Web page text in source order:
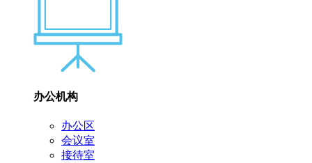
办公机构
办公区
会议室
接待室